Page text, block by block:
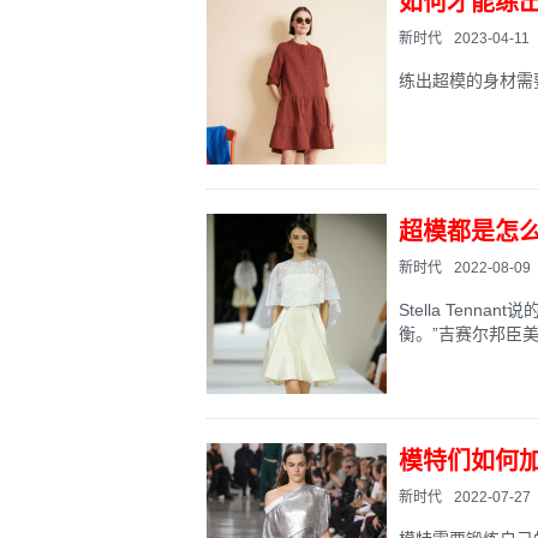
新时代 2023-04-11
练出超模的身材
超模都是怎
新时代 2022-08-09
Stella Tennant说
衡。”吉赛尔邦臣
模特们如何
新时代 2022-07-27